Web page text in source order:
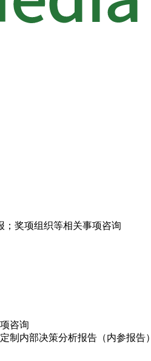
；奖项组织等相关事项咨询
咨询
制内部决策分析报告（内参报告）